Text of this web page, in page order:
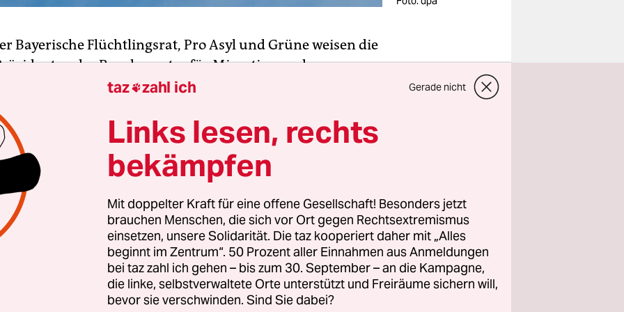
Bayerische Flüchtlingsrat, Pro Asyl und Grüne weisen die
des Bundesamtes für Migration und
Hans-Eckhard Sommer, an dem Engagement von
zurück. Pro-Asyl-Geschäftsführer Günter
der
, angesichts dessen, dass rund die Hälfte der
des Bundesamtes zu Afghanistan von Gerichten
sei Kritik an der Behörde mehr als berechtigt. Wegen
in Afghanistan seien Abschiebungen dorthin
der Welt am Sonntaggesagt: „Es ist ganz offensichtlich,
Organisationen das Interesse verfolgen, Abschiebungen
bekämpfen – ich denke vor allem an selbst ernannte
Wenn solche Organisationen geplante
taz zahl ich Gerade nicht
Links lesen, rechts
bekämpfen
Mit doppelter Kraft für eine offene Gesellschaft! Besonders jetzt
brauchen Menschen, die sich vor Ort gegen Rechtsextremismus
einsetzen, unsere Solidarität. Die taz kooperiert daher mit „Alles
beginnt im Zentrum“. 50 Prozent aller Einnahmen aus Anmeldungen
bei taz zahl ich gehen – bis zum 30. September – an die Kampagne,
die linke, selbstverwaltete Orte unterstützt und Freiräume sichern will,
bevor sie verschwinden. Sind Sie dabei?